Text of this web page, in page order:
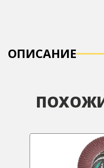
ОПИСАНИЕ